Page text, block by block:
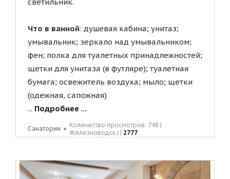
Что в ванной: душевая кабина; унитаз;
умывальник; зеркало над умывальником;
фен; полка для туалетных принадлежностей;
щетки для унитаза (в футляре); туалетная
бумага; освежитель воздуха; мыло; щетки
(одежная, сапожная)
... Подробнее ...
Санатории ● Количество просмотров: 748 |
Жeлeзнoвoдск | | 2777